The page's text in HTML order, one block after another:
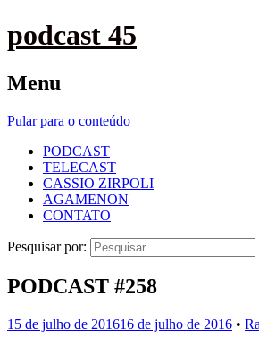
podcast 45
Menu
Pular para o conteúdo
PODCAST
TELECAST
CASSIO ZIRPOLI
AGAMENON
CONTATO
Pesquisar por:
PODCAST #258
15 de julho de 201616 de julho de 2016 •